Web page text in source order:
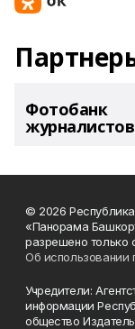
Фотобанк
© 2026
«Панорама
разрешено только
Об использовании
Учредители:
информации
общество